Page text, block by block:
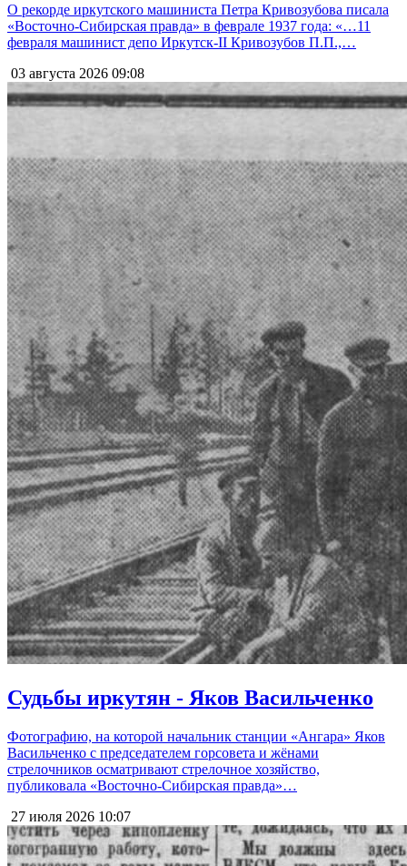
О рекорде иркутского машиниста Петра Кривозубова писала
«Восточно-Сибирская правда» в феврале 1937 года: «…11
февраля машинист депо Иркутск-II Кривозубов П.П.,…
03 августа 2026 09:08
Судьбы иркутян - Яков Васильченко
Фотографию, на которой начальник станции «Ангара» Яков
Васильченко с председателем горсовета и жёнами
стрелочников осматривают стрелочное хозяйство,
публиковала «Восточно-Сибирская правда»…
27 июля 2026 10:07